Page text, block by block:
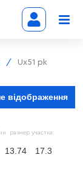
Ux51 pk
відображення
размер участка:
13.74 17.3